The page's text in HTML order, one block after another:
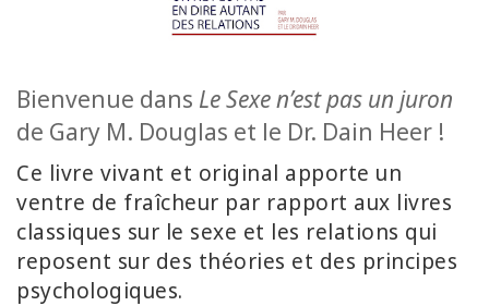
BY
TOPIC
TRANSLATED
WISHLIST
Bienvenue dans Le Sexe n’est pas un juron
de Gary M. Douglas et le Dr. Dain Heer !
Ce livre vivant et original apporte un
ventre de fraîcheur par rapport aux livres
classiques sur le sexe et les relations qui
reposent sur des théories et des principes
psychologiques.